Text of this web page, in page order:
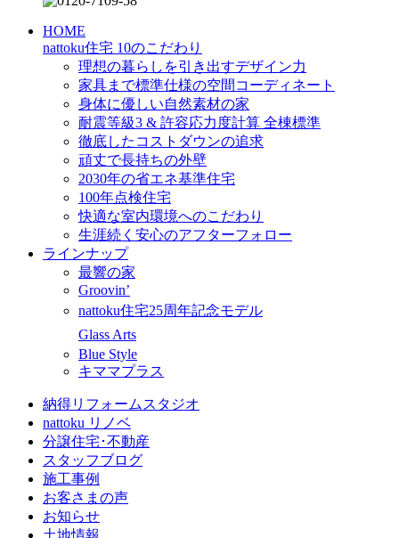
HOME
nattoku住宅 10のこだわり
理想の暮らしを引き出すデザイン力
家具まで標準仕様の空間コーディネート
身体に優しい自然素材の家
耐震等級3 & 許容応力度計算 全棟標準
徹底したコストダウンの追求
頑丈で長持ちの外壁
2030年の省エネ基準住宅
100年点検住宅
快適な室内環境へのこだわり
生涯続く安心のアフターフォロー
ラインナップ
最響の家
Groovin’
nattoku住宅25周年記念モデル
Glass Arts
Blue Style
キママプラス
納得リフォームスタジオ
nattoku リノベ
分譲住宅･不動産
スタッフブログ
施工事例
お客さまの声
お知らせ
土地情報